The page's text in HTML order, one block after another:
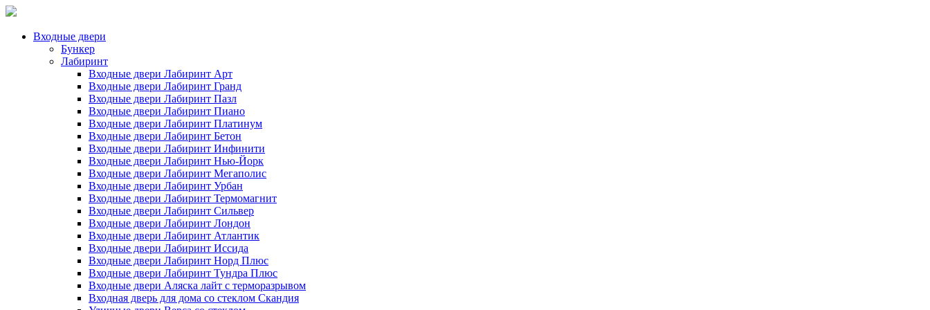
Входные двери
Бункер
Лабиринт
Входные двери Лабиринт Арт
Входные двери Лабиринт Гранд
Входные двери Лабиринт Пазл
Входные двери Лабиринт Пиано
Входные двери Лабиринт Платинум
Входные двери Лабиринт Бетон
Входные двери Лабиринт Инфинити
Входные двери Лабиринт Нью-Йорк
Входные двери Лабиринт Мегаполис
Входные двери Лабиринт Урбан
Входные двери Лабиринт Термомагнит
Входные двери Лабиринт Сильвер
Входные двери Лабиринт Лондон
Входные двери Лабиринт Атлантик
Входные двери Лабиринт Иссида
Входные двери Лабиринт Норд Плюс
Входные двери Лабиринт Тундра Плюс
Входные двери Аляска лайт с терморазрывом
Входная дверь для дома со стеклом Скандия